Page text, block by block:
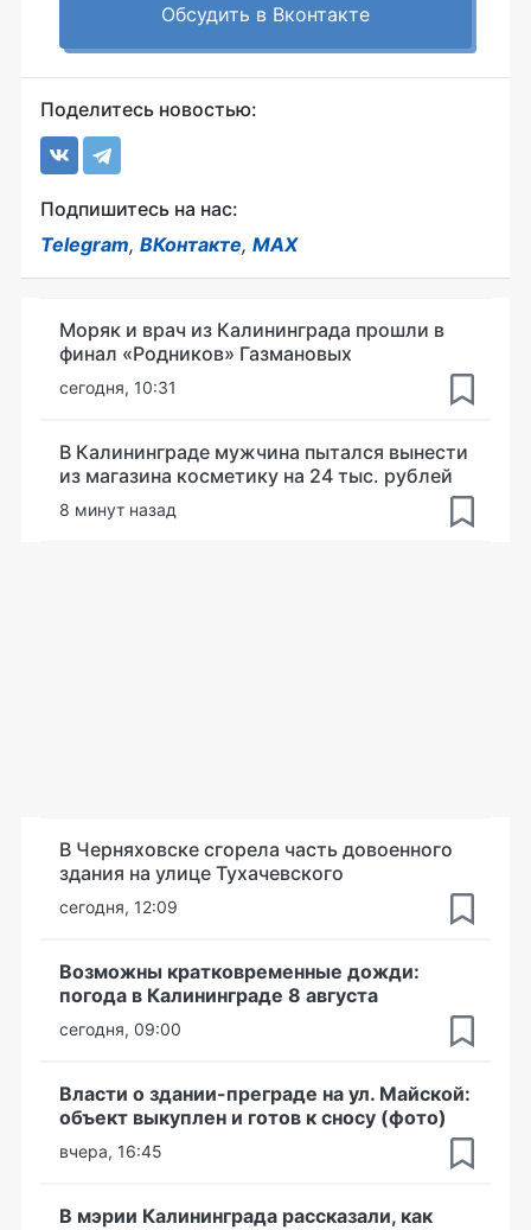
Обсудить в Вконтакте
Поделитесь новостью:
Подпишитесь на нас:
Telegram, ВКонтакте, MAX
Моряк и врач из Калининграда прошли в
финал «Родников» Газмановых
сегодня, 10:31
В Калининграде мужчина пытался вынести
из магазина косметику на 24 тыс. рублей
8 минут назад
В Черняховске сгорела часть довоенного
здания на улице Тухачевского
сегодня, 12:09
Возможны кратковременные дожди:
погода в Калининграде 8 августа
сегодня, 09:00
Власти о здании-преграде на ул. Майской:
объект выкуплен и готов к сносу (фото)
вчера, 16:45
В мэрии Калининграда рассказали, как